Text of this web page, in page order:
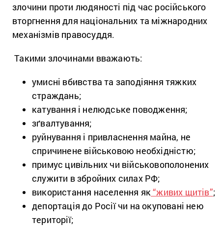
злочини проти людяності під час російського
вторгнення для національних та міжнародних
механізмів правосуддя.
Такими злочинами вважають:
умисні вбивства та заподіяння тяжких
страждань;
катування і нелюдське поводження;
зґвалтування;
руйнування і привласнення майна, не
спричинене військовою необхідністю;
примус цивільних чи військовополонених
служити в збройних силах РФ;
використання населення як “живих щитів”;
депортація до Росії чи на окуповані нею
території;